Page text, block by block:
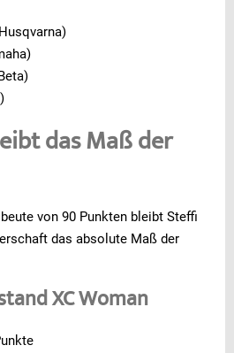
das Maß der
von 90 Punkten bleibt Steffi
das absolute Maß der
XC Woman